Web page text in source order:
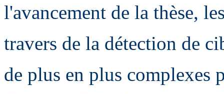
l'avancement de la thèse,
travers de la détection de
de plus en plus complexes